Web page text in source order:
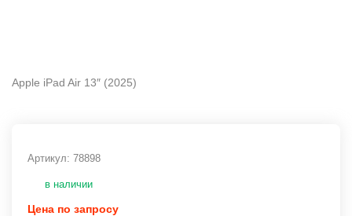
Apple iPad Air 13″ (2025)
Артикул: 78898
в наличии
Цена по запросу